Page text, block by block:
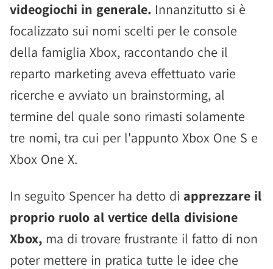
videogiochi in generale. Innanzitutto si è
focalizzato sui nomi scelti per le console
della famiglia Xbox, raccontando che il
reparto marketing aveva effettuato varie
ricerche e avviato un brainstorming, al
termine del quale sono rimasti solamente
tre nomi, tra cui per l'appunto Xbox One S e
Xbox One X.
In seguito Spencer ha detto di apprezzare il
proprio ruolo al vertice della divisione
Xbox, ma di trovare frustrante il fatto di non
poter mettere in pratica tutte le idee che